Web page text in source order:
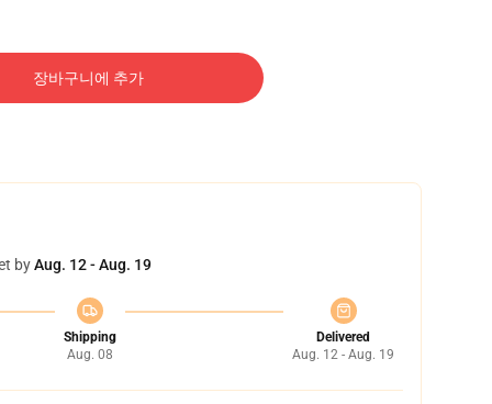
장바구니에 추가
byAug. 12 - Aug. 19
Shipping
Aug. 08
Delivered
Aug. 12 - Aug. 19